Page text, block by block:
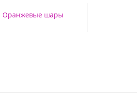
Оранжевые шары